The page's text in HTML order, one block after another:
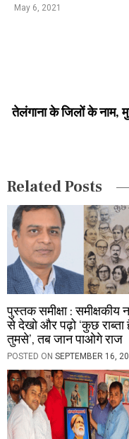
a
a
o
n
May 6, 2021
तेलंगाना के जिलों के
Related Posts
पुस्तक समीक्षा : समीक्षकीय
से देखो और पढ़ो ‘कुछ राब्ता
तुमसे’, तब जान पाओगे राज
POSTED ON SEPTEMBER 16,